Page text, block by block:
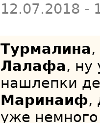
12.07.2018 -
Турмалина
Лалафа, ну
нашлепки
Маринаиф,
уже